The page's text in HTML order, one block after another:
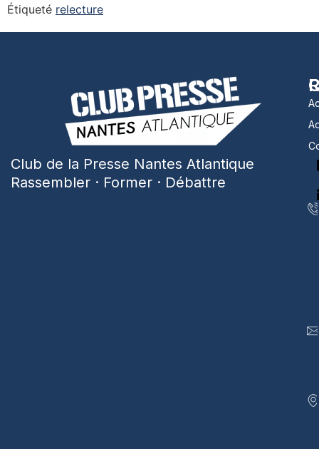
Étiqueté relecture
Club de la Presse Nantes Atlantique
Rassembler · Former · Débattre